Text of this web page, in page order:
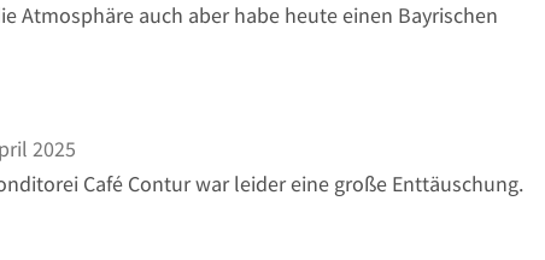
Atmosphäre auch aber habe heute einen Bayrischen
2025
Café Contur war leider eine große Enttäuschung.